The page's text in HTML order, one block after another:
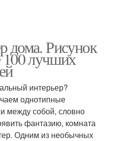
дома. Рисунок
100 лучших
интерьер?
однотипные
между собой, словно
фантазию, комната
Одним из необычных